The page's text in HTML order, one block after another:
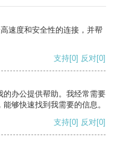
速度和安全性的连接，并帮
支持[0] 反对[0]
的办公提供帮助。我经常需要
够快速找到我需要的信息。
支持[0] 反对[0]